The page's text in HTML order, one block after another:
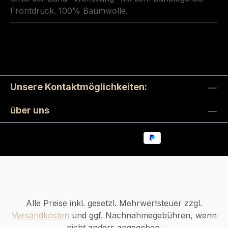
Frontdruck. 100% Baumwolle.
Unsere Kontaktmöglichkeiten:
über uns
Alle Preise inkl. gesetzl. Mehrwertsteuer zzgl.
Versandkosten und ggf. Nachnahmegebühren, wenn